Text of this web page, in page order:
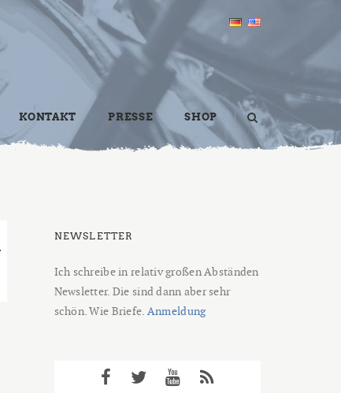
KONTAKT PRESSE SHOP
NEWSLETTER
Ich schreibe in relativ großen Abständen
Newsletter. Die sind dann aber sehr
schön. Wie Briefe. Anmeldung